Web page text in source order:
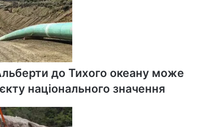
до Тихого океану може
національного значення